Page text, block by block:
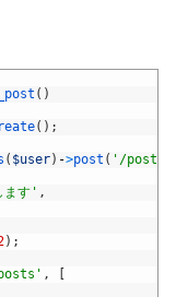
( )
( ) ;
( $user) ->post ( '/post'
ます' ,
) ;
,
[